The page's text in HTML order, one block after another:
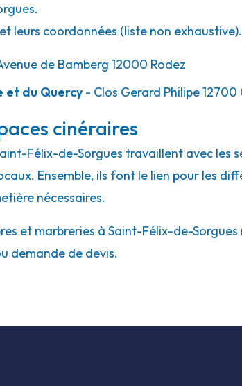
leurs coordonnées (liste non exhaustive).
de Bamberg 12000 Rodez
et du Quercy- Clos Gerard Philipe
cinéraires
Félix-de-Sorgues travaillent avec les
Ensemble, ils font le lien pour les
nécessaires.
et marbreries à Saint-Félix-de-
demande de devis.